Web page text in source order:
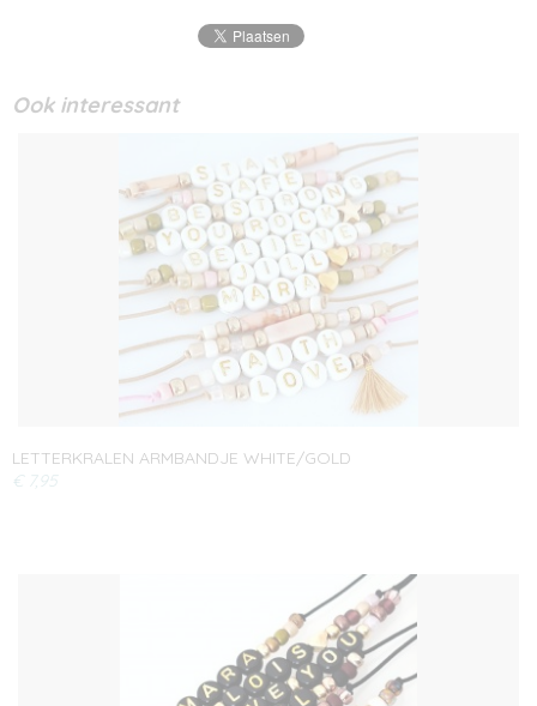
Ook interessant
LETTERKRALEN ARMBANDJE WHITE/GOLD
€ 7,95